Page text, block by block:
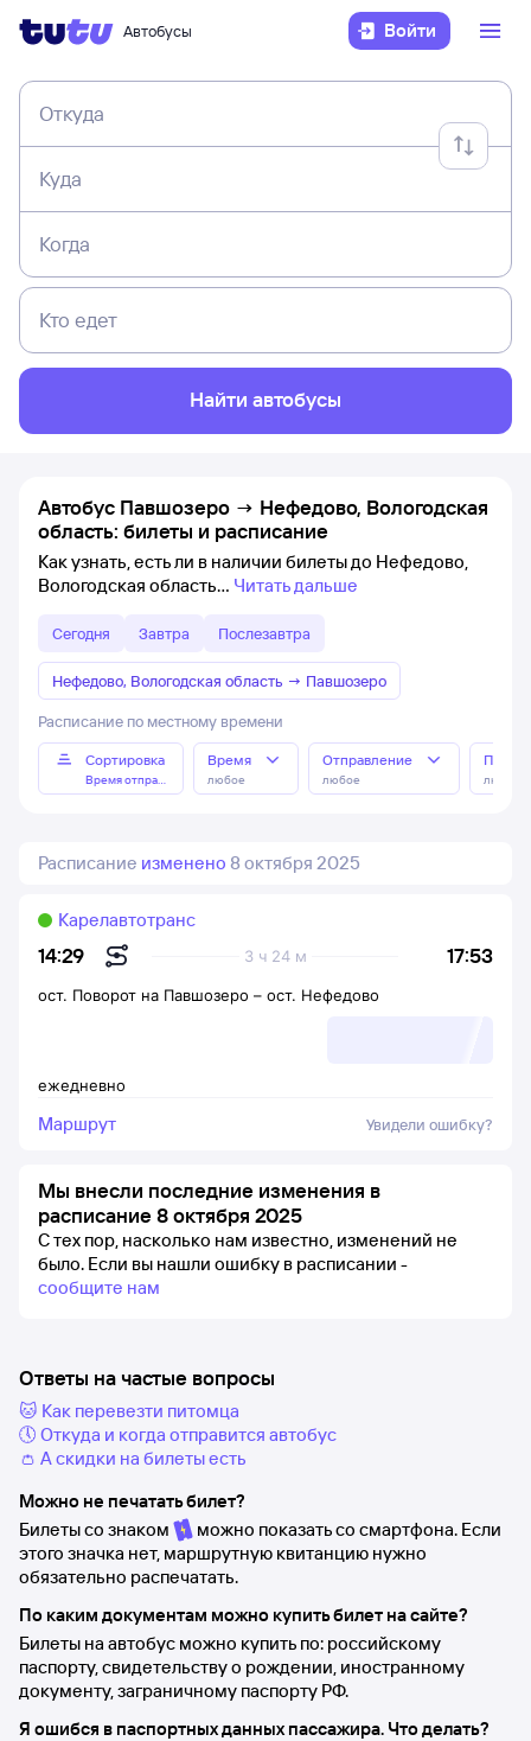
Автобусы Войти
Откуда
Куда
Когда
Кто едет
Найти автобусы
Автобус Павшозеро → Нефедово, Вологодская
область: билеты и расписание
Как узнать, есть ли в наличии билеты до Нефедово,
Вологодская область
Читать дальше
Сегодня Завтра Послезавтра
Нефедово, Вологодская область → Павшозеро
Расписание по местному времени
Сортировка
Время отправления
Время
любое
Отправление
любое любое
Расписание изменено 8 октября 2025
14:29 17:53
3 ч 24 м
Карелавтотранс
ежедневно
ост. Поворот на Павшозеро – ост. Нефедово
Маршрут Увидели ошибку?
Мы внесли последние изменения в
расписание 8 октября 2025
С тех пор, насколько нам известно, изменений не
было. Если вы нашли ошибку в расписании -
сообщите нам
Ответы на частые вопросы
🐱 Как перевезти питомца
🕔 Откуда и когда отправится автобус
👛 А скидки на билеты есть
Можно не печатать билет?
Билеты со знаком
можно показать со смартфона. Если
этого значка нет, маршрутную квитанцию нужно
обязательно распечатать.
По каким документам можно купить билет на сайте?
Билеты на автобус можно купить по: российскому
паспорту, свидетельству о рождении, иностранному
документу, заграничному паспорту РФ.
Я ошибся в паспортных данных пассажира. Что делать?